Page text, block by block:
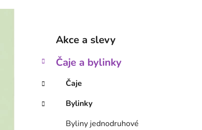
s
r
a
n
Přeskočit
kategorie
e
o
i
Akce a slevy
Čaje a bylinky
Čaje
Bylinky
Byliny jednodruhové